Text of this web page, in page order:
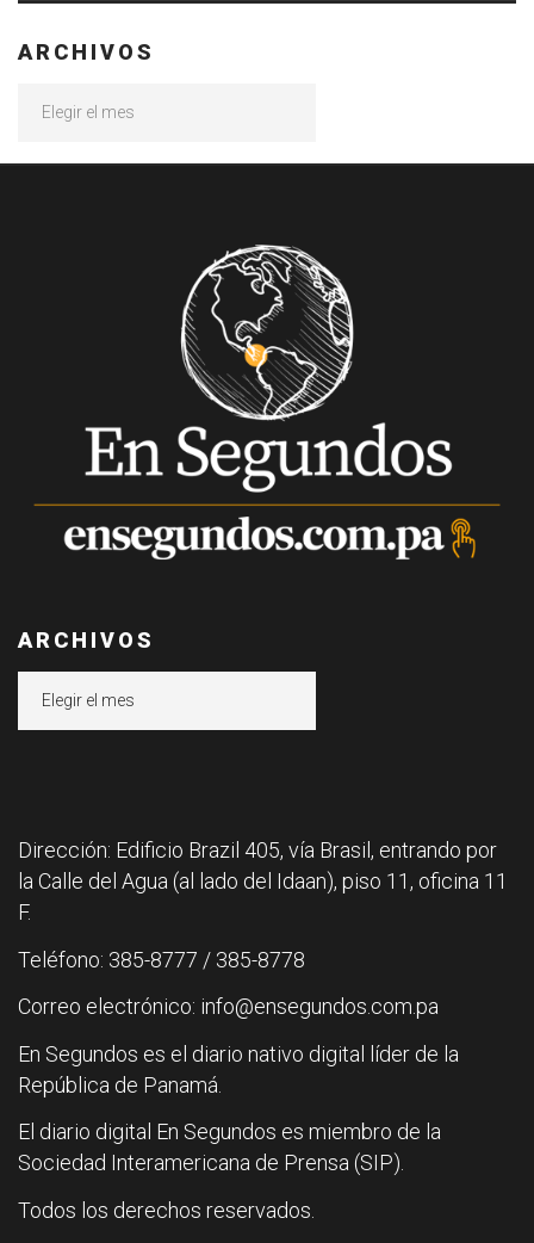
ARCHIVOS
ARCHIVOS
Dirección: Edificio Brazil 405, vía Brasil, entrando por
la Calle del Agua (al lado del Idaan), piso 11, oficina 11
F.
Teléfono: 385-8777 / 385-8778
Correo electrónico: info@ensegundos.com.pa
En Segundos es el diario nativo digital líder de la
República de Panamá.
El diario digital En Segundos es miembro de la
Sociedad Interamericana de Prensa (SIP).
Todos los derechos reservados.